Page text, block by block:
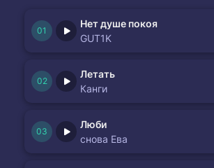
Нет душе покоя
GUT1K
Летать
Канги
Люби
снова Ева